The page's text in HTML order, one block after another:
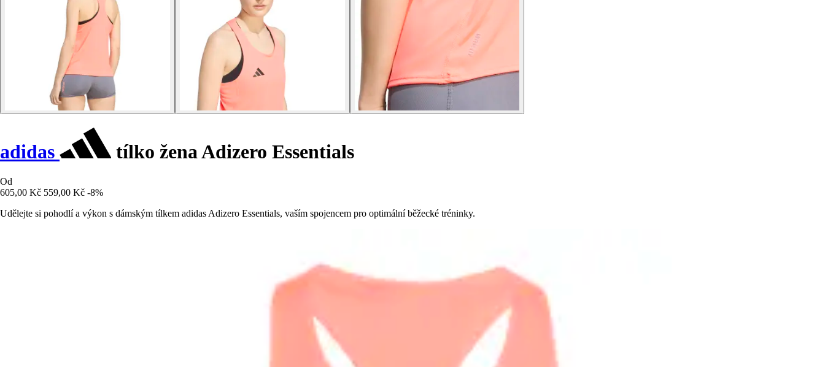
adidas tílko žena Adizero Essentials
Od
605,00 Kč 559,00 Kč -8%
Udělejte si pohodlí a výkon s dámským tílkem adidas Adizero Essentials, vaším spojencem pro optimální běžecké tréninky.